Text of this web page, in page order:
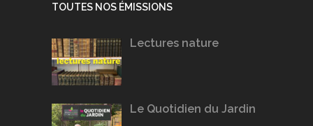
TOUTES NOS ÉMISSIONS
Lectures nature
Le Quotidien du Jardin